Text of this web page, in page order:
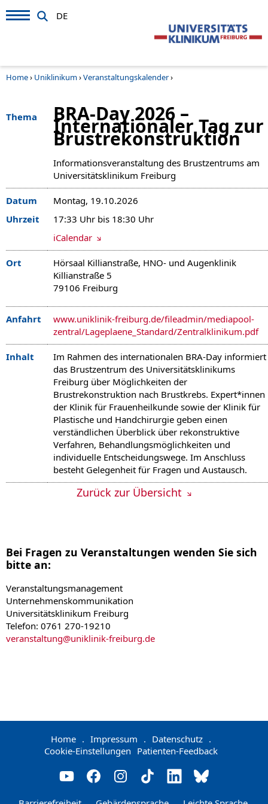
DE
Home› Uniklinikum›Veranstaltungskalender›
Thema BRA-Day 2026 –
Internationaler Tag zur
Brustrekonstruktion
Informationsveranstaltung des Brustzentrums am
Universitätsklinikum Freiburg
Datum
Montag, 19.10.2026
Uhrzeit
17:33 Uhr bis 18:30 Uhr
iCalendar
Ort
Hörsaal Killianstraße, HNO- und Augenklinik
Killianstraße 5
79106 Freiburg
Anfahrt
www.uniklinik-freiburg.de/fileadmin/mediapool-
zentral/Lageplaene_Standard/Zentralklinikum.pdf
Inhalt
Im Rahmen des internationalen BRA-Day informiert
das Brustzentrum des Universitätsklinikums
Freiburg über Möglichkeiten der
Brustrekonstruktion nach Brustkrebs. Expert*innen
der Klinik für Frauenheilkunde sowie der Klinik für
Plastische und Handchirurgie geben einen
verständlichen Überblick über rekonstruktive
Verfahren, Behandlungsmöglichkeiten und
individuelle Entscheidungswege. Im Anschluss
besteht Gelegenheit für Fragen und Austausch.
Zurück zur Übersicht
Bei Fragen zu Veranstaltungen wenden Sie sich
bitte an:
Veranstaltungsmanagement
Unternehmenskommunikation
Universitätsklinikum Freiburg
Telefon: 0761 270-19210
veranstaltung@uniklinik-freiburg.de
Home . Impressum . Datenschutz .
Cookie-Einstellungen Patienten-Feedback